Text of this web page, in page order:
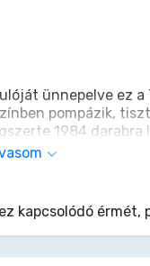
ünnepelve ez a
pompázik,
1984 darabra
Minden medál
állvánnyal
kapcsolódó érmét,